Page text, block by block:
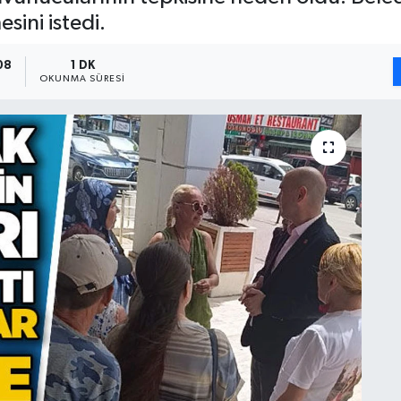
istedi.
1 DK
OKUNMA SÜRESI